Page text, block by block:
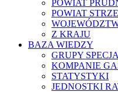
POWIAT
POWIAT
Z KRAJU
BAZA WIEDZY
GRUPY
KOMPANIE
STATYSTYKI
JEDNOSTKI